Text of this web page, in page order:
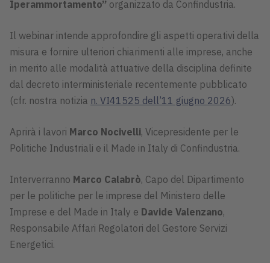
Iperammortamento” organizzato da Confindustria.
Il webinar intende approfondire gli aspetti operativi della
misura e fornire ulteriori chiarimenti alle imprese, anche
in merito alle modalità attuative della disciplina definite
dal decreto interministeriale recentemente pubblicato
(cfr. nostra notizia n. VI41525 dell’11 giugno 2026).
Aprirà i lavori Marco Nocivelli, Vicepresidente per le
Politiche Industriali e il Made in Italy di Confindustria.
Interverranno Marco Calabrò, Capo del Dipartimento
per le politiche per le imprese del Ministero delle
Imprese e del Made in Italy e Davide Valenzano,
Responsabile Affari Regolatori del Gestore Servizi
Energetici.